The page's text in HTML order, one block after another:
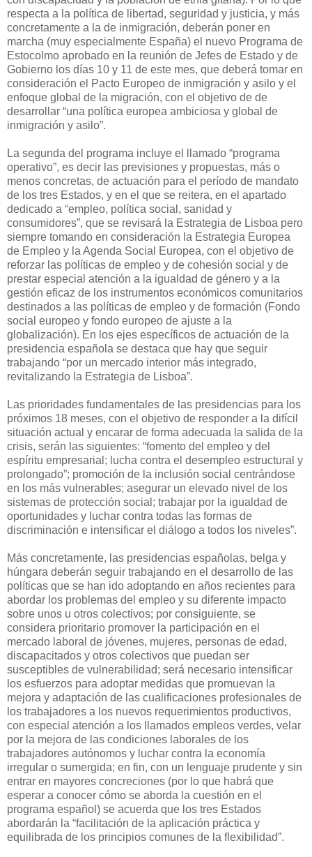
respecta a la política de libertad, seguridad y justicia, y más
concretamente a la de inmigración, deberán poner en
marcha (muy especialmente España) el nuevo Programa de
Estocolmo aprobado en la reunión de Jefes de Estado y de
Gobierno los días 10 y 11 de este mes, que deberá tomar en
consideración el Pacto Europeo de inmigración y asilo y el
enfoque global de la migración, con el objetivo de de
desarrollar “una política europea ambiciosa y global de
inmigración y asilo”.
La segunda del programa incluye el llamado “programa
operativo”, es decir las previsiones y propuestas, más o
menos concretas, de actuación para el período de mandato
de los tres Estados, y en el que se reitera, en el apartado
dedicado a “empleo, política social, sanidad y
consumidores”, que se revisará la Estrategia de Lisboa pero
siempre tomando en consideración la Estrategia Europea
de Empleo y la Agenda Social Europea, con el objetivo de
reforzar las políticas de empleo y de cohesión social y de
prestar especial atención a la igualdad de género y a la
gestión eficaz de los instrumentos económicos comunitarios
destinados a las políticas de empleo y de formación (Fondo
social europeo y fondo europeo de ajuste a la
globalización). En los ejes específicos de actuación de la
presidencia española se destaca que hay que seguir
trabajando “por un mercado interior más integrado,
revitalizando la Estrategia de Lisboa”.
Las prioridades fundamentales de las presidencias para los
próximos 18 meses, con el objetivo de responder a la difícil
situación actual y encarar de forma adecuada la salida de la
crisis, serán las siguientes: “fomento del empleo y del
espíritu empresarial; lucha contra el desempleo estructural y
prolongado”; promoción de la inclusión social centrándose
en los más vulnerables; asegurar un elevado nivel de los
sistemas de protección social; trabajar por la igualdad de
oportunidades y luchar contra todas las formas de
discriminación e intensificar el diálogo a todos los niveles”.
Más concretamente, las presidencias españolas, belga y
húngara deberán seguir trabajando en el desarrollo de las
políticas que se han ido adoptando en años recientes para
abordar los problemas del empleo y su diferente impacto
sobre unos u otros colectivos; por consiguiente, se
considera prioritario promover la participación en el
mercado laboral de jóvenes, mujeres, personas de edad,
discapacitados y otros colectivos que puedan ser
susceptibles de vulnerabilidad; será necesario intensificar
los esfuerzos para adoptar medidas que promuevan la
mejora y adaptación de las cualificaciones profesionales de
los trabajadores a los nuevos requerimientos productivos,
con especial atención a los llamados empleos verdes, velar
por la mejora de las condiciones laborales de los
trabajadores autónomos y luchar contra la economía
irregular o sumergida; en fin, con un lenguaje prudente y sin
entrar en mayores concreciones (por lo que habrá que
esperar a conocer cómo se aborda la cuestión en el
programa español) se acuerda que los tres Estados
abordarán la “facilitación de la aplicación práctica y
equilibrada de los principios comunes de la flexibilidad”.